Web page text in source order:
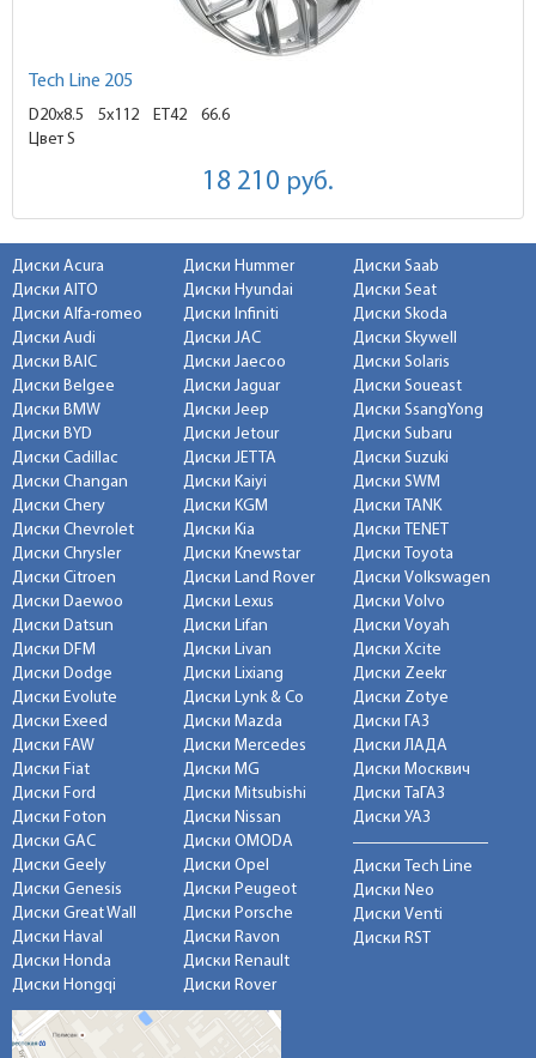
Tech Line 205
D20x8.5 5x112 ET42
66.6
Цвет S
18 210 руб.
Диски Acura
Диски AITO
Диски Alfa-romeo
Диски Audi
Диски BAIC
Диски Belgee
Диски BMW
Диски BYD
Диски Cadillac
Диски Changan
Диски Chery
Диски Chevrolet
Диски Chrysler
Диски Citroen
Диски Daewoo
Диски Datsun
Диски DFM
Диски Dodge
Диски Evolute
Диски Exeed
Диски FAW
Диски Fiat
Диски Ford
Диски Foton
Диски GAC
Диски Geely
Диски Genesis
Диски Great Wall
Диски Haval
Диски Honda
Диски Hongqi
Диски Hummer
Диски Hyundai
Диски Infiniti
Диски JAC
Диски Jaecoo
Диски Jaguar
Диски Jeep
Диски Jetour
Диски JETTA
Диски Kaiyi
Диски KGM
Диски Kia
Диски Knewstar
Диски Land Rover
Диски Lexus
Диски Lifan
Диски Livan
Диски Lixiang
Диски Lynk & Co
Диски Mazda
Диски Mercedes
Диски MG
Диски Mitsubishi
Диски Nissan
Диски OMODA
Диски Opel
Диски Peugeot
Диски Porsche
Диски Ravon
Диски Renault
Диски Rover
Диски Saab
Диски Seat
Диски Skoda
Диски Skywell
Диски Solaris
Диски Soueast
Диски SsangYong
Диски Subaru
Диски Suzuki
Диски SWM
Диски TANK
Диски TENET
Диски Toyota
Диски Volkswagen
Диски Volvo
Диски Voyah
Диски Xcite
Диски Zeekr
Диски Zotye
Диски ГАЗ
Диски ЛАДА
Диски Москвич
Диски ТаГАЗ
Диски УАЗ
Диски Tech Line
Диски Neo
Диски Venti
Диски RST